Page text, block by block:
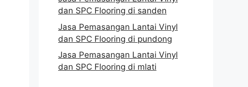
dan SPC Flooring di sanden
Jasa Pemasangan Lantai Vinyl
dan SPC Flooring di pundong
Jasa Pemasangan Lantai Vinyl
dan SPC Flooring di mlati